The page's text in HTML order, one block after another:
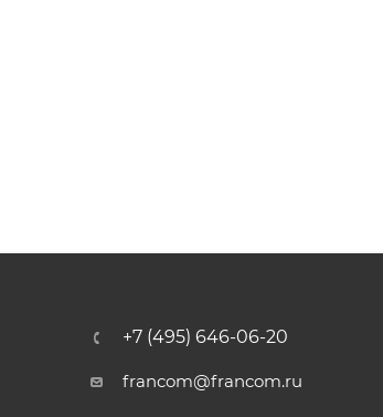
+7 (495) 646-06-20
francom@francom.ru